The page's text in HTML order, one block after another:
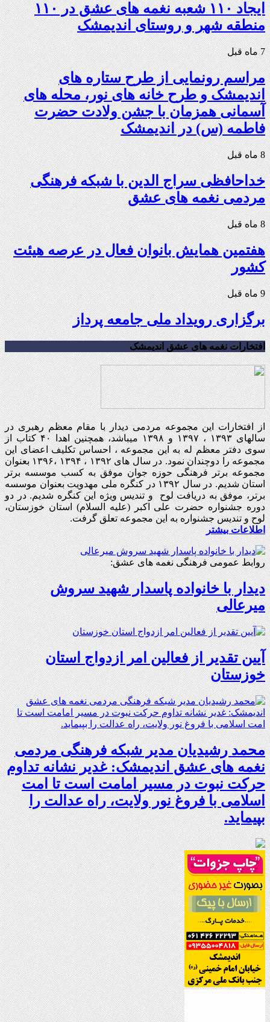
ایجاد ۱۱۰ شعبه نغمه های عشق در ۱۱۰
منطقه شهر و روستای اندیمشک
7 ماه قبل
مراسم رونمایی از طرح ستاره های
اندیمشک و طرح خانه های نور، محله های
آسمانی همزمان با جشن ولادت حضرت
فاطمه (س) در اندیمشک
8 ماه قبل
خداحافظی سراج الدین با شبکه فرهنگی
مردمی نغمه های عشق
8 ماه قبل
هفتمین همایش بانوان فعال در عرصه‌ هیئت
کشور
9 ماه قبل
برگزاری رویداد ملی جامعه پرداز
افتخارات نغمه های عشق اندیمشک
از افتخارات این مجموعه مردمی دیدار با مقام معظم رهبری در
سالهای ۱۳۹۳ ، ۱۳۹۷ و ۱۳۹۸ میباشد، همچنین اهدا ۴۰ کتاب از
سوی دفتر معظم له به این مجموعه ، احساس تکلیف اعضای این
مجموعه را دوچندان نمود. در سال های ۱۳۹۲ ، ۱۳۹۴ ،۱۳۹۶ بعنوان
مجموعه برتر فرهنگی حوزه جوان موفق به کسب موسسه برتر
استان شدیم. در سال ۱۳۹۲ در کنگره ملی مهدویت بعنوان موسسه
برتر، موفق به دریافت لوح و تندیس ویژه این کنگره شدیم. در دو
دوره جشنواره حضرت علی اکبر (علیه السلام) استان خوزستان،
لوح و تندیس جشنواره به این مجموعه تعلق گرفت.
اطلاعات بیشتر
روابط عمومی فرهنگی نغمه های عشق:
دیدار با خانواده پاسدار شهید سروش
میرعالی
آیین تقدیر از فعالین امر ازدواج استان
خوزستان
محمد رشیدیان مدیر شبکه فرهنگی مردمی
نغمه های عشق اندیمشک: غدیر نشانه تداوم
حرکت نبوت در مسیر امامت است تا امت
اسلامی با فروغ نور ولایت، راه عدالت را
بپیماید.